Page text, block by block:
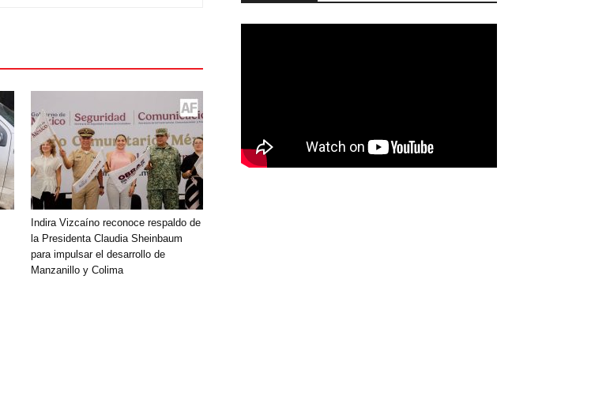
Indira Vizcaíno reconoce respaldo de
la Presidenta Claudia Sheinbaum
para impulsar el desarrollo de
Manzanillo y Colima